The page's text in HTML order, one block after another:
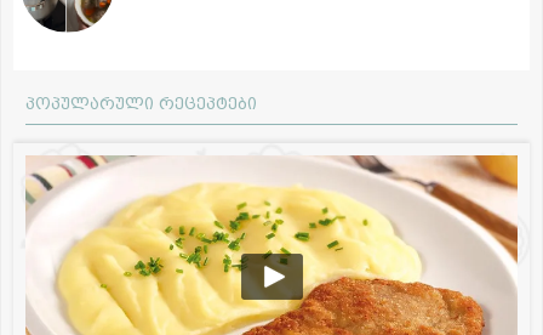
პოპულარული რეცეპტები